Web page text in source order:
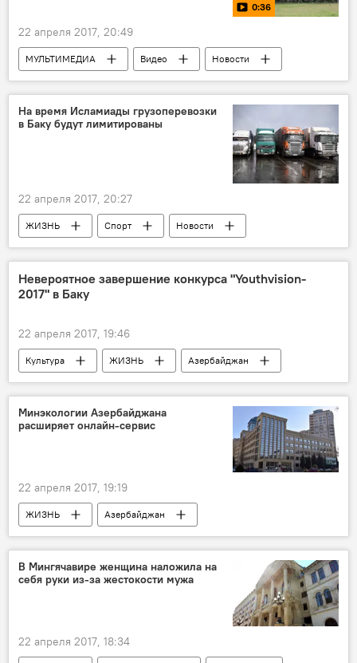
0:36
22 апреля 2017, 20:49
МУЛЬТИМЕДИА Видео
Новости
Новости мира
На время Исламиады грузоперевозки
в Баку будут лимитированы
22 апреля 2017, 20:27
ЖИЗНЬ Спорт
Новости
Экономика
Баку
Министерство экономики АР
Грузоперевозки
Невероятное завершение конкурса "Youthvision-
2017" в Баку
22 апреля 2017, 19:46
Культура ЖИЗНЬ
Азербайджан
Новости
Баку
Илькин Мустафаев
Мариаль Акоба
Чолпан Улубейгызы
Ирина Драко
Конкурс
"Youthvision-2017"
Минэкологии Азербайджана
расширяет онлайн-сервис
22 апреля 2017, 19:19
ЖИЗНЬ
Азербайджан
ТЕХНОЛОГИИ
Новости
Министерство экологии и природных ресурсов АР
Электронное правительство
В Мингячавире женщина наложила на
себя руки из-за жестокости мужа
22 апреля 2017, 18:34